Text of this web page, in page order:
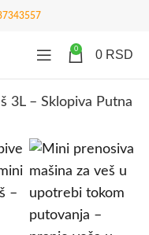
0 0 RSD